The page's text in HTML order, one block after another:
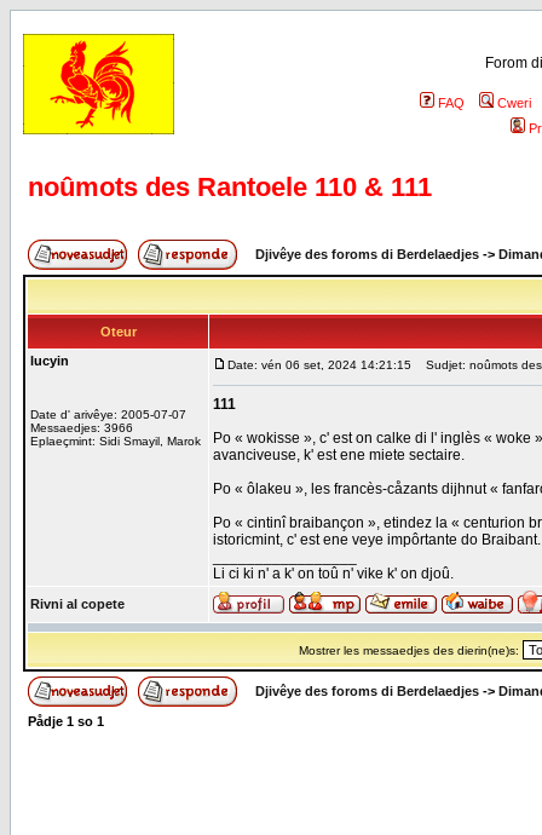
Forom
FAQ
Cweri
noûmots des Rantoele 110 & 111
Djivêye des foroms di Berdelaedjes ->
Oteur
lucyin
Date d' arivêye: 2005-07-07
Messaedjes: 3966
Eplaeçmint: Sidi Smayil, Marok
Date: vén 06 set, 2024 14:21:15 Sudjet: noûmots
111
Po « wokisse », c' est on calke di l' inglès «
avanciveuse, k' est ene miete sectaire.
Po « ôlakeu », les francès-cåzants dijhnut «
Po « cintinî braibançon », etindez la « centurion
istoricmint, c' est ene veye impôrtante do Braibant.
Li ci ki n' a k' on toû n' vike k' on djoû.
Rivni al copete
Mostrer les messaedjes des dierin(ne)s:
Djivêye des foroms di Berdelaedjes ->
Pådje 1 so 1